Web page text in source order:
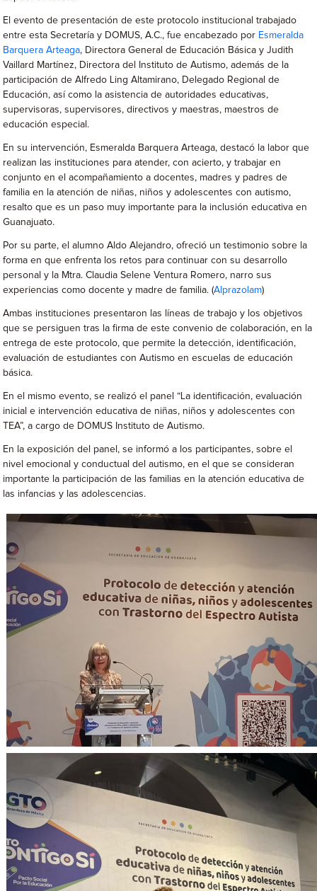
El evento de presentación de este protocolo institucional trabajado
entre esta Secretaría y DOMUS, A.C., fue encabezado por Esmeralda
Barquera Arteaga, Directora General de Educación Básica y Judith
Vaillard Martínez, Directora del Instituto de Autismo, además de la
participación de Alfredo Ling Altamirano, Delegado Regional de
Educación, así como la asistencia de autoridades educativas,
supervisoras, supervisores, directivos y maestras, maestros de
educación especial.
En su intervención, Esmeralda Barquera Arteaga, destacó la labor que
realizan las instituciones para atender, con acierto, y trabajar en
conjunto en el acompañamiento a docentes, madres y padres de
familia en la atención de niñas, niños y adolescentes con autismo,
resalto que es un paso muy importante para la inclusión educativa en
Guanajuato.
Por su parte, el alumno Aldo Alejandro, ofreció un testimonio sobre la
forma en que enfrenta los retos para continuar con su desarrollo
personal y la Mtra. Claudia Selene Ventura Romero, narro sus
experiencias como docente y madre de familia. (Alprazolam)
Ambas instituciones presentaron las líneas de trabajo y los objetivos
que se persiguen tras la firma de este convenio de colaboración, en la
entrega de este protocolo, que permite la detección, identificación,
evaluación de estudiantes con Autismo en escuelas de educación
básica.
En el mismo evento, se realizó el panel “La identificación, evaluación
inicial e intervención educativa de niñas, niños y adolescentes con
TEA”, a cargo de DOMUS Instituto de Autismo.
En la exposición del panel, se informó a los participantes, sobre el
nivel emocional y conductual del autismo, en el que se consideran
importante la participación de las familias en la atención educativa de
las infancias y las adolescencias.